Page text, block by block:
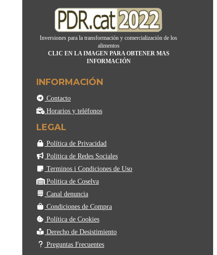
Inversiones para la transformación y comercialización de los
alimentos
CLIC EN LA IMAGEN PARA OBTENER MAS
INFORMACIÓN
INFORMACIÓN
Contacto
Horarios y teléfonos
LEGAL
Política de Privacidad
Politica de Redes Sociales
Terminos i Condiciones de Uso
Politica de Coselva
Canal denuncia
Condiciones de Compra
Política de Cookies
Derecho de Desistimiento
Preguntas Frecuentes